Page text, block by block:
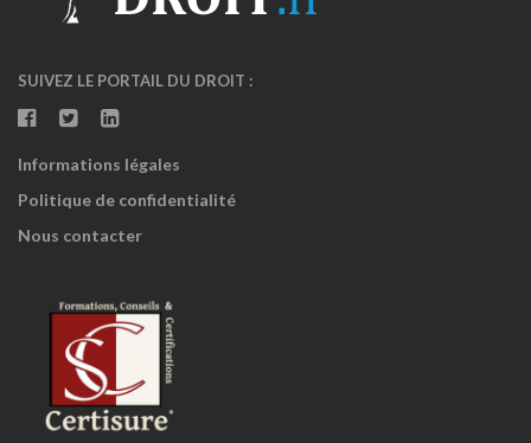
SUIVEZ LE PORTAIL DU DROIT :
Informations légales
Politique de confidentialité
Nous contacter